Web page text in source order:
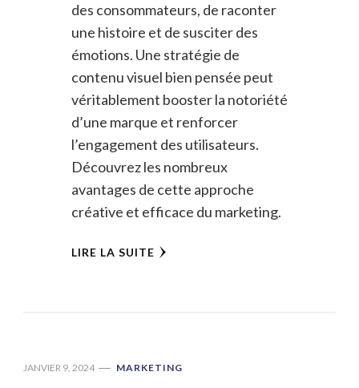
des consommateurs, de raconter
une histoire et de susciter des
émotions. Une stratégie de
contenu visuel bien pensée peut
véritablement booster la notoriété
d’une marque et renforcer
l’engagement des utilisateurs.
Découvrez les nombreux
avantages de cette approche
créative et efficace du marketing.
LIRE LA SUITE
JANVIER 9, 2024 MARKETING